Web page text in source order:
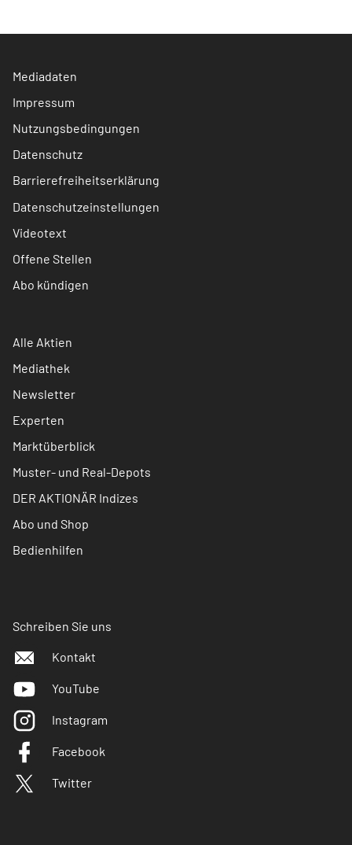
Mediadaten
Impressum
Nutzungsbedingungen
Datenschutz
Barrierefreiheitserklärung
Datenschutzeinstellungen
Videotext
Offene Stellen
Abo kündigen
Alle Aktien
Mediathek
Newsletter
Experten
Marktüberblick
Muster- und Real-Depots
DER AKTIONÄR Indizes
Abo und Shop
Bedienhilfen
Schreiben Sie uns
Kontakt
YouTube
Instagram
Facebook
Twitter